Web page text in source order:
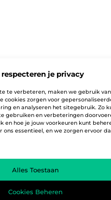
je privacy
te verbeteren, maken we gebruik
cookies zorgen voor
en analyseren het sitegebruik. Zo
gebruiken en verbeteringen
en hoe je jouw voorkeuren kunt
ons essentieel, en we zorgen ervoor
Alles Toestaan
Cookies Beheren